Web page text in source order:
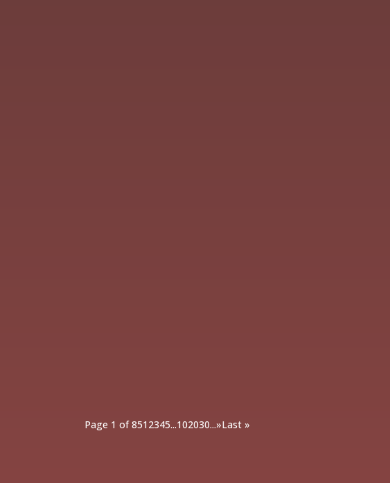
Page 1 of 851 2345...102030...»Last »